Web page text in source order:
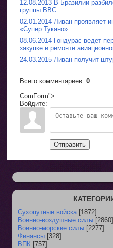
12.08.2013 В Бразилии
группы ВВС
02.01.2014 Ливан проявляет
«Супер Тукано»
08.06.2014 Гондурас ведет
закупке и ремонте
24.03.2015 Ливан получит
Всего комментариев: 0
ComForm">
Войдите:
Отправить
Сухопутные войска [1872]
Военно-воздушные силы [2860]
Военно-морские силы [2277]
Финансы [328]
ВПК [757]